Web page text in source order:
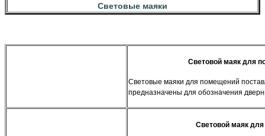
Световые маяки
Световой маяк для
Световые маяки для помещений
предназначены для обозначения
Световой маяк для